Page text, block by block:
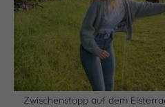
Zwischenstopp auf dem